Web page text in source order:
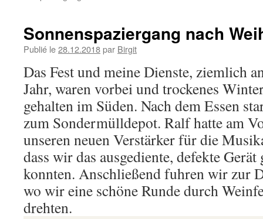
Sonnenspaziergang nach
Publié le28.12.2018par Birgit
Das Fest und meine Dienste, ziemlich
Jahr, waren vorbei und trockenes
gehalten im Süden. Nach dem Essen
zum Sondermülldepot. Ralf hatte am
unseren neuen Verstärker für die
dass wir das ausgediente, defekte
konnten. Anschließend fuhren wir zur
wo wir eine schöne Runde durch
drehten.